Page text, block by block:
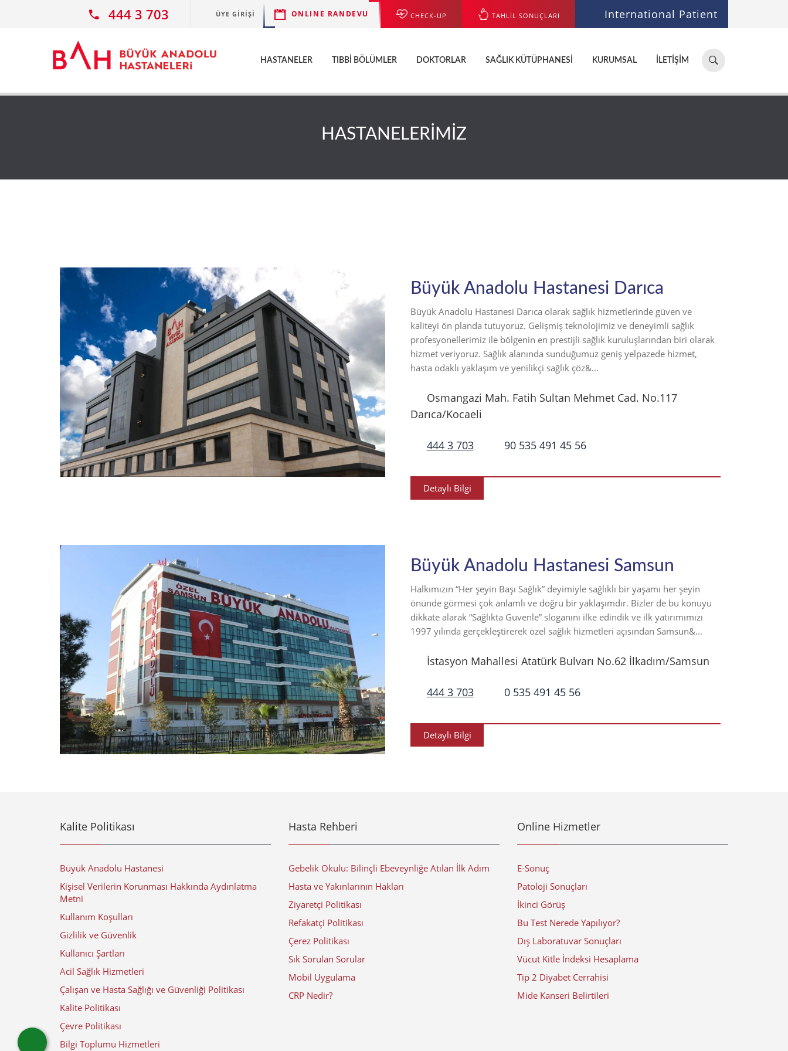
444 3 703 ÜYE GIRIŞI ONLINE RANDEVU CHECK-UP TAHLİL SONUÇLARI International Patient
Hastane,
doktor,
ara...
HASTANELER TIBBI BÖLÜMLER DOKTORLAR SAĞLIK KÜTÜPHANESI KURUMSAL İLETIŞIM
HASTANELERİMİZ
Büyük Anadolu Hastanesi Darıca
Büyük Anadolu Hastanesi Darıca olarak sağlık hizmetlerinde güven ve
kaliteyi ön planda tutuyoruz. Gelişmiş teknolojimiz ve deneyimli sağlık
profesyonellerimiz ile bölgenin en prestijli sağlık kuruluşlarından biri olarak
hizmet veriyoruz. Sağlık alanında sunduğumuz geniş yelpazede hizmet,
hasta odaklı yaklaşım ve yenilikçi sağlık çöz&...
Osmangazi Mah. Fatih Sultan Mehmet Cad. No.117
Darıca/Kocaeli
444 3 703 90 535 491 45 56
Detaylı Bilgi
Büyük Anadolu Hastanesi Samsun
Halkımızın “Her şeyin Başı Sağlık” deyimiyle sağlıklı bir yaşamı her şeyin
önünde görmesi çok anlamlı ve doğru bir yaklaşımdır. Bizler de bu konuyu
dikkate alarak “Sağlıkta Güvenle” sloganını ilke edindik ve ilk yatırımımızı
1997 yılında gerçekleştirerek özel sağlık hizmetleri açısından Samsun&...
İstasyon Mahallesi Atatürk Bulvarı No.62 İlkadım/Samsun
444 3 703 0 535 491 45 56
Detaylı Bilgi
Kalite Politikası
Büyük Anadolu Hastanesi
Kişisel Verilerin Korunması Hakkında Aydınlatma
Metni
Kullanım Koşulları
Gizlilik ve Güvenlik
Kullanıcı Şartları
Acil Sağlık Hizmetleri
Çalışan ve Hasta Sağlığı ve Güvenliği Politikası
Kalite Politikası
Çevre Politikası
Bilgi Toplumu Hizmetleri
Hasta Rehberi
Gebelik Okulu: Bilinçli Ebeveynliğe Atılan İlk Adım
Hasta ve Yakınlarının Hakları
Ziyaretçi Politikası
Refakatçi Politikası
Çerez Politikası
Sık Sorulan Sorular
Mobil Uygulama
CRP Nedir?
Online Hizmetler
E-Sonuç
Patoloji Sonuçları
İkinci Görüş
Bu Test Nerede Yapılıyor?
Dış Laboratuvar Sonuçları
Vücut Kitle İndeksi Hesaplama
Tip 2 Diyabet Cerrahisi
Mide Kanseri Belirtileri